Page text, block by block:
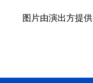
图片由演出方提供